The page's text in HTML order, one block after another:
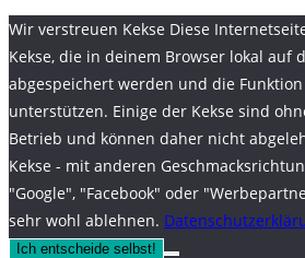
Wir verstreuen Kekse Diese
Kekse, die in deinem Browser lokal auf
abgespeichert werden und die
unterstützen. Einige der Kekse sind
Betrieb und können daher nicht
Kekse - mit anderen
"Google", "Facebook" oder
sehr wohl ablehnen.
Ich entscheide selbst!